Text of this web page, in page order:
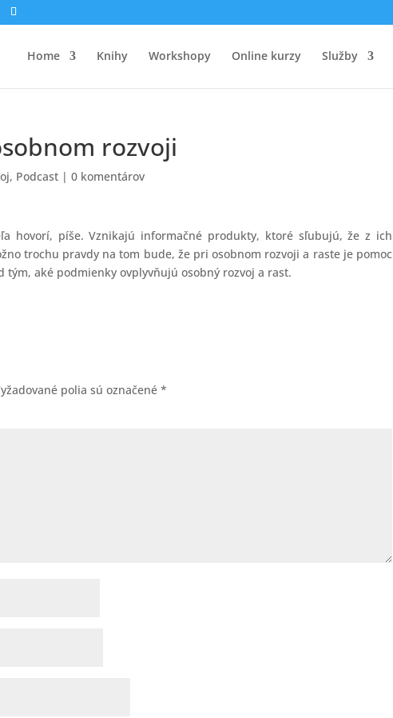
Home Knihy Workshopy Online kurzy Služby
rozvoji
, Podcast |0 komentárov
hovorí, píše. Vznikajú informačné produkty, ktoré sľubujú, že z ich
trochu pravdy na tom bude, že pri osobnom rozvoji a raste je pomoc
tým, aké podmienky ovplyvňujú osobný rozvoj a rast.
polia sú označené*